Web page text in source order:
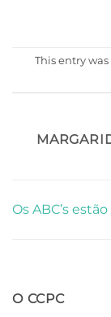
This entry
Os ABC’s
O CCPC